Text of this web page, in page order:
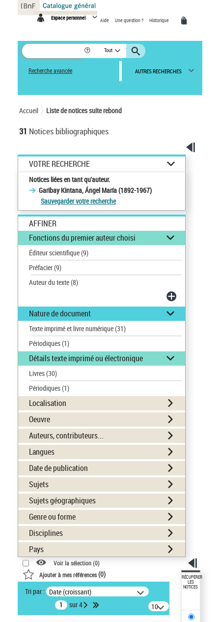
Espace personnel Aide Une question ? Historique
Tout
Recherche avancée AUTRES RECHERCHES
Accueil Liste de notices suite rebond
31 Notices bibliographiques
VOTRE RECHERCHE
Notices liées en tant qu'auteur.
Garibay Kintana, Ángel María (1892-1967)
Sauvegarder votre recherche
AFFINER
Fonctions du premier auteur choisi
Éditeur scientifique(9)
Préfacier(9)
Auteur du texte(8)
Nature de document
Texte imprimé et livre numérique(31)
Périodiques(1)
Détails texte imprimé ou électronique
Livres(30)
Périodiques(1)
Localisation
Oeuvre
Auteurs, contributeurs...
Langues
Date de publication
Sujets
Sujets géographiques
Genre ou forme
Disciplines
Pays
Voir la sélection (0)
Ajouter à mes références(0)
Tri par : Date (croissant)
sur 4
10
résultats/page
RÉCUPÉRER
LES
NOTICES
Panneau de gestion des cookies